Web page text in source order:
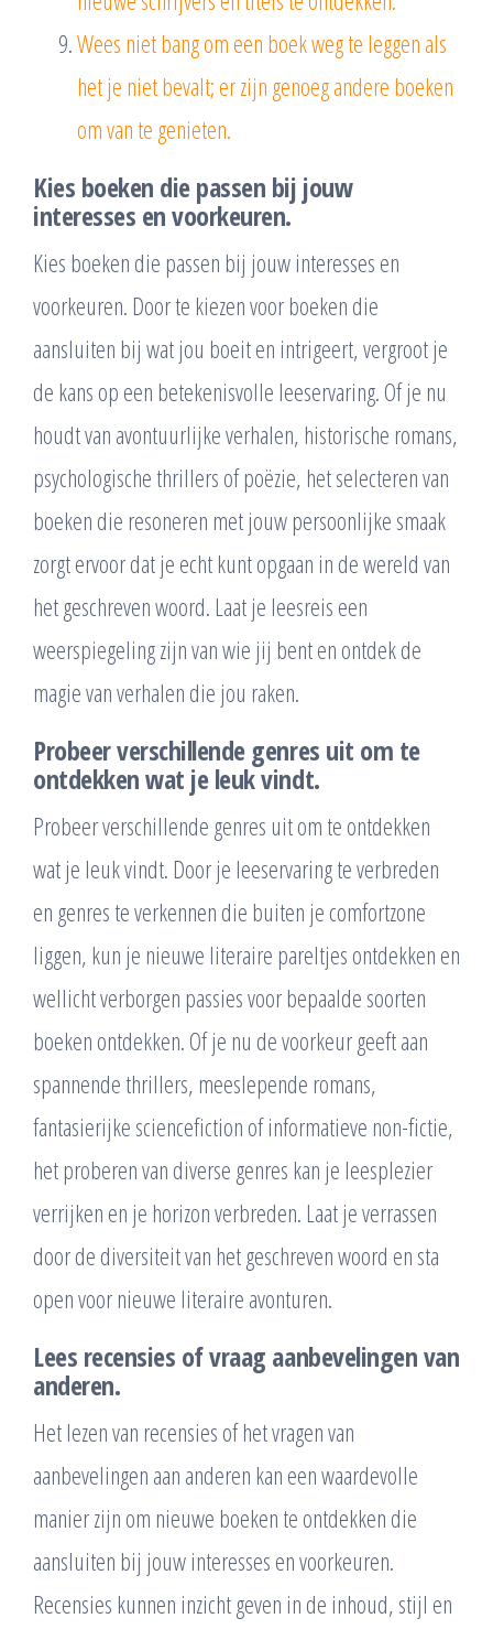
Wees niet bang om een boek weg te leggen als
het je niet bevalt; er zijn genoeg andere boeken
om van te genieten.
Kies boeken die passen bij jouw
interesses en voorkeuren.
Kies boeken die passen bij jouw interesses en
voorkeuren. Door te kiezen voor boeken die
aansluiten bij wat jou boeit en intrigeert, vergroot je
de kans op een betekenisvolle leeservaring. Of je nu
houdt van avontuurlijke verhalen, historische romans,
psychologische thrillers of poëzie, het selecteren van
boeken die resoneren met jouw persoonlijke smaak
zorgt ervoor dat je echt kunt opgaan in de wereld van
het geschreven woord. Laat je leesreis een
weerspiegeling zijn van wie jij bent en ontdek de
magie van verhalen die jou raken.
Probeer verschillende genres uit om te
ontdekken wat je leuk vindt.
Probeer verschillende genres uit om te ontdekken
wat je leuk vindt. Door je leeservaring te verbreden
en genres te verkennen die buiten je comfortzone
liggen, kun je nieuwe literaire pareltjes ontdekken en
wellicht verborgen passies voor bepaalde soorten
boeken ontdekken. Of je nu de voorkeur geeft aan
spannende thrillers, meeslepende romans,
fantasierijke sciencefiction of informatieve non-fictie,
het proberen van diverse genres kan je leesplezier
verrijken en je horizon verbreden. Laat je verrassen
door de diversiteit van het geschreven woord en sta
open voor nieuwe literaire avonturen.
Lees recensies of vraag aanbevelingen van
anderen.
Het lezen van recensies of het vragen van
aanbevelingen aan anderen kan een waardevolle
manier zijn om nieuwe boeken te ontdekken die
aansluiten bij jouw interesses en voorkeuren.
Recensies kunnen inzicht geven in de inhoud, stijl en